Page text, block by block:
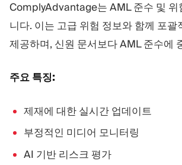
ComplyAdvantage는 AML 준수 및 위
니다. 이는 고급 위험 정보와 함께 포괄
제공하며, 신원 문서보다 AML 준수에
주요 특징:
제재에 대한 실시간 업데이트
부정적인 미디어 모니터링
AI 기반 리스크 평가